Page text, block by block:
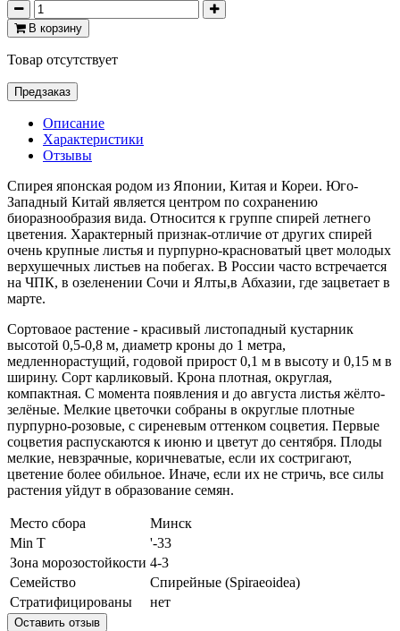
В корзину
Товар отсутствует
Предзаказ
Описание
Характеристики
Отзывы
Спирея японская родом из Японии, Китая и Кореи. Юго-
Западный Китай является центром по сохранению
биоразнообразия вида. Относится к группе спирей летнего
цветения. Характерный признак-отличие от других спирей
очень крупные листья и пурпурно-красноватый цвет молодых
верхушечных листьев на побегах. В России часто встречается
на ЧПК, в озеленении Сочи и Ялты,в Абхазии, где зацветает в
марте.
Сортоваое растение - красивый листопадный кустарник
высотой 0,5-0,8 м, диаметр кроны до 1 метра,
медленнорастущий, годовой прирост 0,1 м в высоту и 0,15 м в
ширину. Сорт карликовый. Крона плотная, округлая,
компактная. С момента появления и до августа листья жёлто-
зелёные. Мелкие цветочки собраны в округлые плотные
пурпурно-розовые, с сиреневым оттенком соцветия. Первые
соцветия распускаются к июню и цветут до сентября. Плоды
мелкие, невзрачные, коричневатые, если их состригают,
цветение более обильное. Иначе, если их не стричь, все силы
растения уйдут в образование семян.
Место сбора
Минск
Min T
'-33
Зона морозостойкости 4-3
Семейство
Спирейные (Spiraeoidea)
Стратифицированы
нет
Оставить отзыв